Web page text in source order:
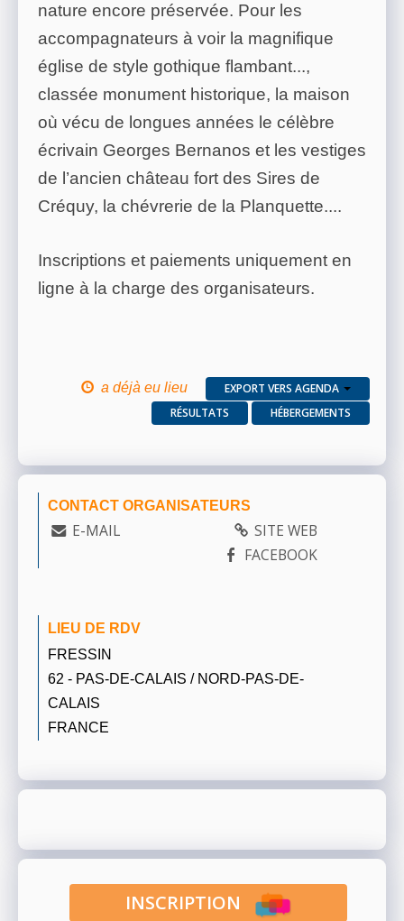
nature encore préservée. Pour les
accompagnateurs à voir la magnifique
église de style gothique flambant...,
classée monument historique, la maison
où vécu de longues années le célèbre
écrivain Georges Bernanos et les vestiges
de l’ancien château fort des Sires de
Créquy, la chévrerie de la Planquette....
Inscriptions et paiements uniquement en
ligne à la charge des organisateurs.
a déjà eu lieu
EXPORT VERS AGENDA
RÉSULTATS
HÉBERGEMENTS
CONTACT ORGANISATEURS
E-MAIL
SITE WEB
FACEBOOK
LIEU DE RDV
FRESSIN
62 - PAS-DE-CALAIS / NORD-PAS-DE-
CALAIS
FRANCE
INSCRIPTION